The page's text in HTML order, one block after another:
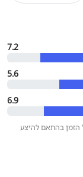
7.2
5.6
6.9
הזמן בהתאם להיצע